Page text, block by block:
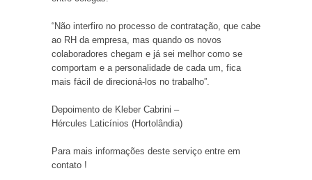
“Não interfiro no processo de contratação, que cabe
ao RH da empresa, mas quando os novos
colaboradores chegam e já sei melhor como se
comportam e a personalidade de cada um, fica
mais fácil de direcioná-los no trabalho”.
Depoimento de Kleber Cabrini –
Hércules Laticínios (Hortolândia)
Para mais informações deste serviço entre em
contato !